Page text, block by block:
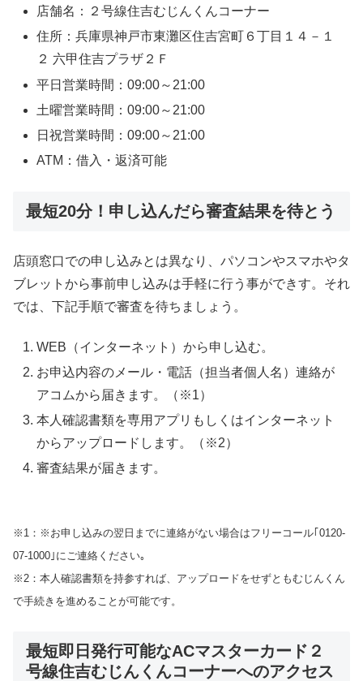
店舗名：２号線住吉むじんくんコーナー
住所：兵庫県神戸市東灘区住吉宮町６丁目１４－１
２ 六甲住吉プラザ２Ｆ
平日営業時間：09:00～21:00
土曜営業時間：09:00～21:00
日祝営業時間：09:00～21:00
ATM：借入・返済可能
最短20分！申し込んだら審査結果を待とう
店頭窓口での申し込みとは異なり、パソコンやスマホやタ
ブレットから事前申し込みは手軽に行う事ができす。それ
では、下記手順で審査を待ちましょう。
WEB（インターネット）から申し込む。
お申込内容のメール・電話（担当者個人名）連絡が
アコムから届きます。（※1）
本人確認書類を専用アプリもしくはインターネット
からアップロードします。（※2）
審査結果が届きます。
※1：※お申し込みの翌日までに連絡がない場合はフリーコール｢0120-
07-1000｣にご連絡ください｡
※2：本人確認書類を持参すれば、アップロードをせずともむじんくん
で手続きを進めることが可能です。
最短即日発行可能なACマスターカード２
号線住吉むじんくんコーナーへのアクセス